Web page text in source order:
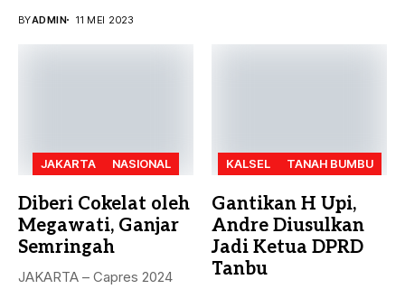
BYADMIN 11 MEI 2023
JAKARTA NASIONAL
Diberi Cokelat oleh
Megawati, Ganjar
Semringah
JAKARTA – Capres 2024
KALSEL TANAH BUMBU
Gantikan H Upi,
Andre Diusulkan
Jadi Ketua DPRD
Tanbu